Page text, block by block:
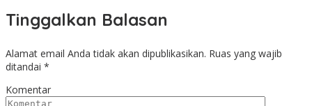
Tinggalkan Balasan
Alamat email Anda tidak akan dipublikasikan. Ruas yang wajib
ditandai *
Komentar